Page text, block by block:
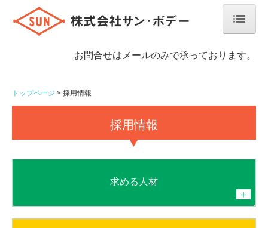
施工事例
サン・ボデーの歩み
お問合せはメールのみで承っております。
トップページ 採用情報
採用情報
求める人材
＋